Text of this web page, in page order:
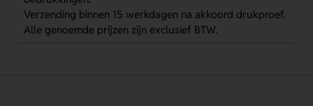
Verzending binnen 15 werkdagen na akkoord drukproef.
Alle genoemde prijzen zijn exclusief BTW.